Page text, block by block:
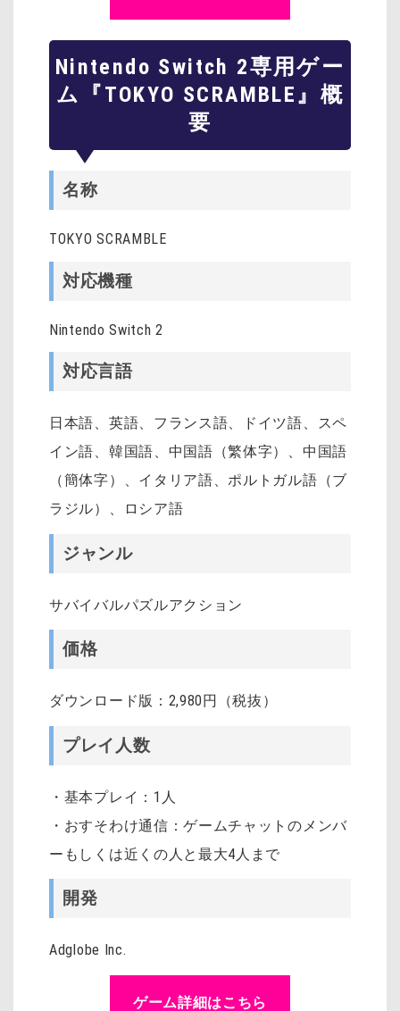
Nintendo Switch 2専用ゲー
ム『TOKYO SCRAMBLE』概
要
名称
TOKYO SCRAMBLE
対応機種
Nintendo Switch 2
対応言語
日本語、英語、フランス語、ドイツ語、スペ
イン語、韓国語、中国語（繁体字）、中国語
（簡体字）、イタリア語、ポルトガル語（ブ
ラジル）、ロシア語
ジャンル
サバイバルパズルアクション
価格
ダウンロード版：2,980円（税抜）
プレイ人数
・基本プレイ：1人
・おすそわけ通信：ゲームチャットのメンバ
ーもしくは近くの人と最大4人まで
開発
Adglobe Inc.
ゲーム詳細はこちら